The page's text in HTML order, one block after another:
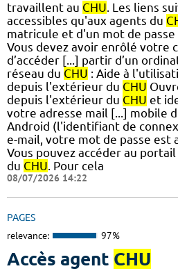
travaillent au CHU. Les liens
accessibles qu'aux agents du
matricule et d'un mot de
Vous devez avoir enrôlé votre
d’accéder [...] partir d’un
réseau du CHU : Aide à
depuis l'extérieur du CHU
depuis l'extérieur du CHU et
votre adresse mail [...] mobile
Android (l'identifiant de
e-mail, votre mot de passe est
Vous pouvez accéder au
du CHU. Pour cela
08/07/2026 14:22
PAGES
relevance: 97%
Accès agent CHU